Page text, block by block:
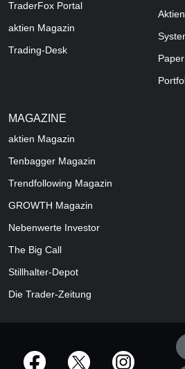
TraderFox Portal
aktien Magazin
Trading-Desk
MAGAZINE
aktien Magazin
Tenbagger Magazin
Trendfollowing Magazin
GROWTH Magazin
Nebenwerte Investor
The Big Call
Stillhalter-Depot
Die Trader-Zeitung
offizielle Social Media-Accounts